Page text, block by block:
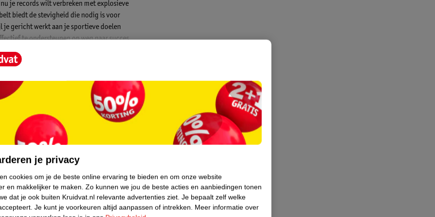
je records wilt verbreken met explosieve
biedt de stevigheid die nodig is voor
gericht werkt aan je sportieve doelen
te ondersteunen op weg naar succes
trainingsruimte of de sportschool.
de robuuste en slijtvaste materialen
trainingsomstandigheden in de gym. De
te maken voor optimaal ademgemak,
Of je nu focust op powerlifting,
nodig is voor een professionele ervaring
te verstevigen en blessures te voorkomen
riem eenvoudig strak trekt en snel
je privacy
cookies om je de beste online ervaring te bieden en om onze website
en makkelijker te maken. Zo kunnen we jou de beste acties en aanbiedingen tonen
dat je ook buiten Kruidvat.nl relevante advertenties ziet. Je bepaalt zelf welke
Je kunt je voorkeuren altijd aanpassen of intrekken. Meer informatie over